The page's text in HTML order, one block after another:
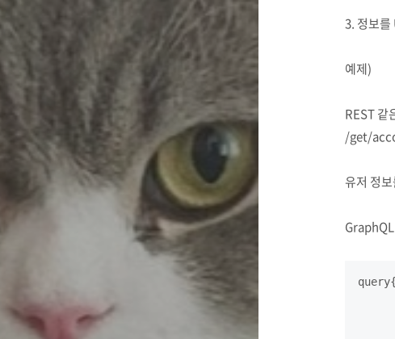
3. 정보
예제)
REST 같
/get/
유저 정
query{